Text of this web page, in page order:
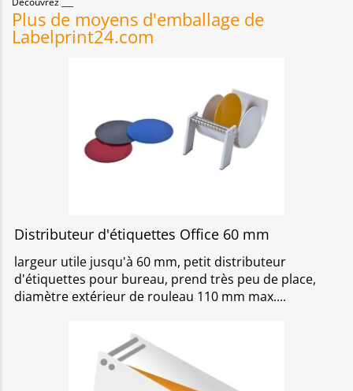
Plus de moyens d'emballage de
Labelprint24.com
Distributeur d'étiquettes Office 60 mm
largeur utile jusqu'à 60 mm, petit distributeur
d'étiquettes pour bureau, prend très peu de place,
diamètre extérieur de rouleau 110 mm max.